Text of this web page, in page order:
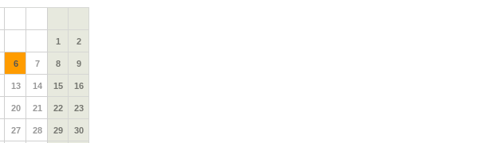
1 2
6 7 8 9
13 14 15 16
20 21 22 23
27 28 29 30